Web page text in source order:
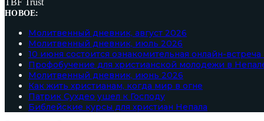
TBF Trust
НОВОЕ:
Молитвенный дневник, август 2026
Молитвенный дневник, июль 2026
10 июня состоится ознакомительная онлайн-
Профобучение для христианской молодежи в
Молитвенный дневник, июнь 2026
Как жить христианам, когда мир в огне
Патрик Сухдео ушел к Господу
Библейские курсы для христиан Непала